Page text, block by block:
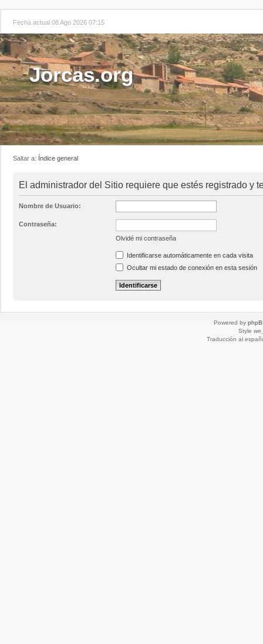
Fecha actual 08 Ago 2026 07:15
Jorcas.org
Saltar a: Índice general
El administrador del Sitio requiere que estés registrado y
Nombre de Usuario:
Contraseña:
Olvidé mi contraseña
Identificarse automáticamente en cada visita
Ocultar mi estado de conexión en esta sesión
Powered by
Style
Traducción al